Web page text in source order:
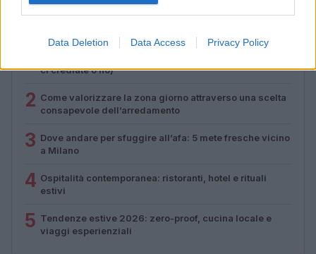
Data Deletion Data Access Privacy Policy
ci crediate o no)
2 Come valorizzare la zona giorno attraverso una scelta
consapevole dell’arredamento
3 Dove andare per sfuggire all’afa: 5 mete fresche vicino
a Milano
4 Ospitalità contemporanea: ristoranti, hotel e rituali
estivi
5 Tendenze estive 2026: zero-proof, cucina locale e
viaggi esperienziali